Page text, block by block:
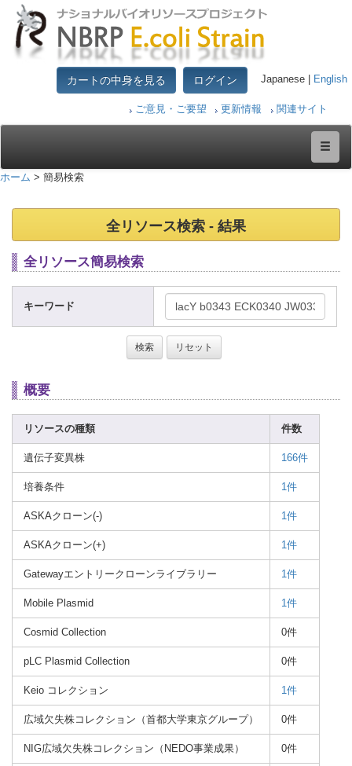
カートの中身を見る ログイン Japanese | English
ご意見・ご要望 更新情報 関連サイト
ホーム > 簡易検索
全リソース検索 - 結果
全リソース簡易検索
キーワード
概要
リソースの種類 件数
遺伝子変異株 166件
培養条件 1件
ASKAクローン(-) 1件
ASKAクローン(+) 1件
Gatewayエントリークローンライブラリー 1件
Mobile Plasmid 1件
Cosmid Collection 0件
pLC Plasmid Collection 0件
Keio コレクション 1件
広域欠失株コレクション（首都大学東京グループ） 0件
NIG広域欠失株コレクション（NEDO事業成果） 0件